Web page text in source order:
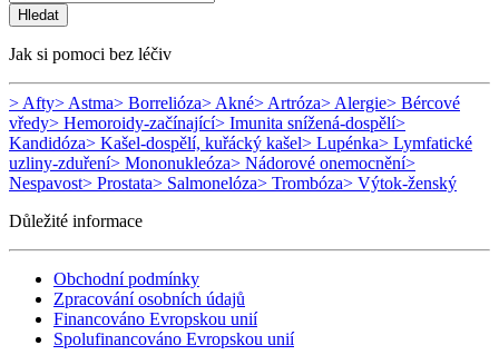
Hledat
Jak si pomoci bez léčiv
> Afty> Astma> Borrelióza> Akné> Artróza> Alergie> Bércové
vředy> Hemoroidy-začínající> Imunita snížená-dospělí>
Kandidóza> Kašel-dospělí, kuřácký kašel> Lupénka> Lymfatické
uzliny-zduření> Mononukleóza> Nádorové onemocnění>
Nespavost> Prostata> Salmonelóza> Trombóza> Výtok-ženský
Důležité informace
Obchodní podmínky
Zpracování osobních údajů
Financováno Evropskou unií
Spolufinancováno Evropskou unií